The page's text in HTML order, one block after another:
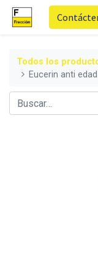
Todos los
Eucerin anti